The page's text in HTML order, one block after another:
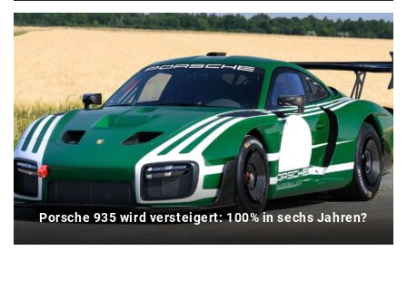
Porsche 935 wird versteigert: 100% in sechs Jahren?